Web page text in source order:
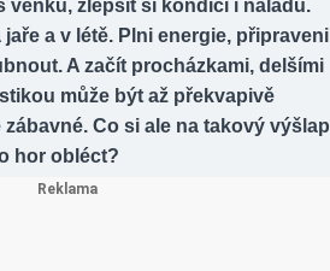
venku, zlepšit si kondici i náladu.
jaře a v létě. Plni energie, připraveni
A začít procházkami, delšími
může být až překvapivě
Co si ale na takový výšlap
hor obléct?